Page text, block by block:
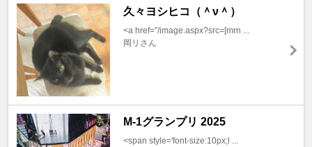
久々ヨシヒコ（＾ν＾）
<a href="/image.aspx?src=[mrn ...
岡リさん
M-1グランプリ 2025
<span style='font-size:10px;l ...